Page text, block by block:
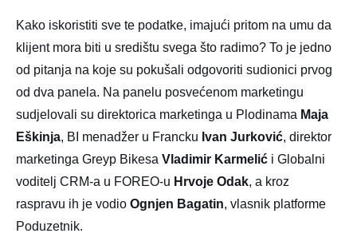
Kako iskoristiti sve te podatke, imajući pritom na umu da
klijent mora biti u središtu svega što radimo? To je jedno
od pitanja na koje su pokušali odgovoriti sudionici prvog
od dva panela. Na panelu posvećenom marketingu
sudjelovali su direktorica marketinga u Plodinama Maja
Eškinja, BI menadžer u Francku Ivan Jurković, direktor
marketinga Greyp Bikesa Vladimir Karmelić i Globalni
voditelj CRM-a u FOREO-u Hrvoje Odak, a kroz
raspravu ih je vodio Ognjen Bagatin, vlasnik platforme
Poduzetnik.